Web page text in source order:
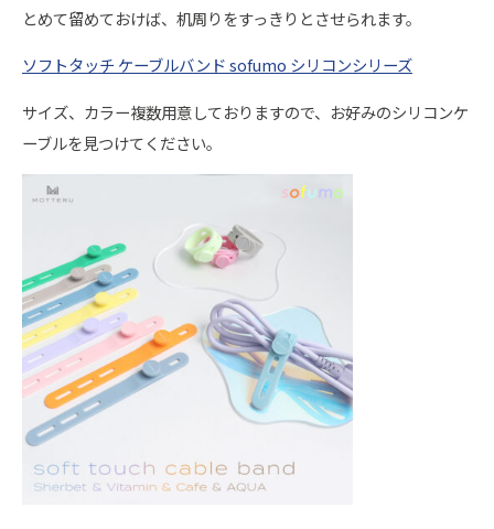
とめて留めておけば、机周りをすっきりとさせられます。
ソフトタッチ ケーブルバンド sofumo シリコンシリーズ
サイズ、カラー複数用意しておりますので、お好みのシリコンケ
ーブルを見つけてください。